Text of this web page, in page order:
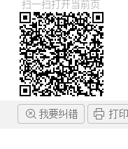
扫一扫打开当前页